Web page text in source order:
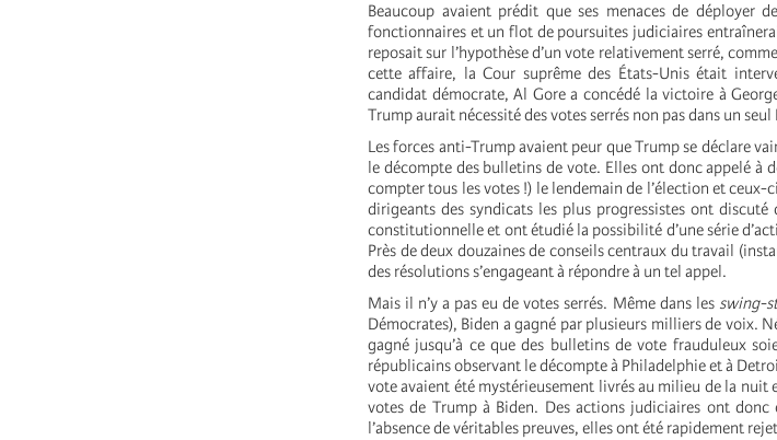
Beaucoup avaient prédit que ses menaces de déployer
fonctionnaires et un flot de poursuites judiciaires
reposait sur l’hypothèse d’un vote relativement serré,
cette affaire, la Cour suprême des États-Unis était
candidat démocrate, Al Gore a concédé la victoire à
Trump aurait nécessité des votes serrés non pas dans un
Les forces anti-Trump avaient peur que Trump se déclare
le décompte des bulletins de vote. Elles ont donc appelé à
compter tous les votes !) le lendemain de l’élection et ceux-
dirigeants des syndicats les plus progressistes ont
constitutionnelle et ont étudié la possibilité d’une série
Près de deux douzaines de conseils centraux du travail
des résolutions s’engageant à répondre à un tel appel.
Mais il n’y a pas eu de votes serrés. Même dans les swing-
Démocrates), Biden a gagné par plusieurs milliers de voix.
gagné jusqu’à ce que des bulletins de vote frauduleux
républicains observant le décompte à Philadelphie et à
vote avaient été mystérieusement livrés au milieu de la
votes de Trump à Biden. Des actions judiciaires ont donc
l’absence de véritables preuves, elles ont été rapidement